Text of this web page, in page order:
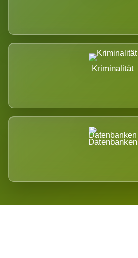
Kriminalität
Datenbanken